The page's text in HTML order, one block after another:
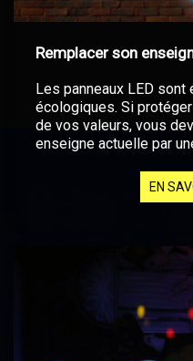
Remplacer son
Les panneaux LED
écologiques. Si
de vos valeurs, vous
enseigne actuelle par
EN